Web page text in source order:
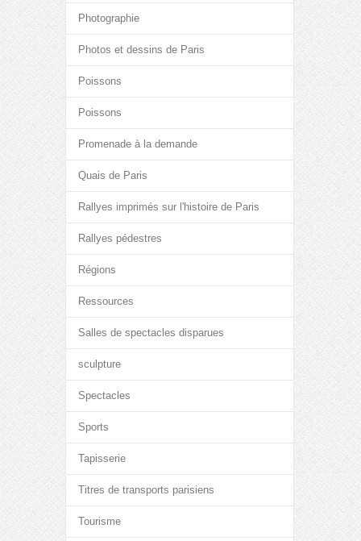
Photographie
Photos et dessins de Paris
Poissons
Poissons
Promenade à la demande
Quais de Paris
Rallyes imprimés sur l'histoire de Paris
Rallyes pédestres
Régions
Ressources
Salles de spectacles disparues
sculpture
Spectacles
Sports
Tapisserie
Titres de transports parisiens
Tourisme